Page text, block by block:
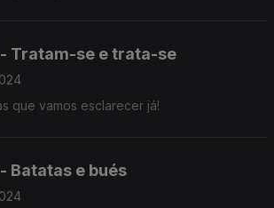
Tratam-se e trata-se
que vamos esclarecer já!
Batatas e bués